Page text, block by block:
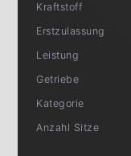
Kraftstoff
Erstzulassung
Leistung
Getriebe
Kategorie
Anzahl Sitze